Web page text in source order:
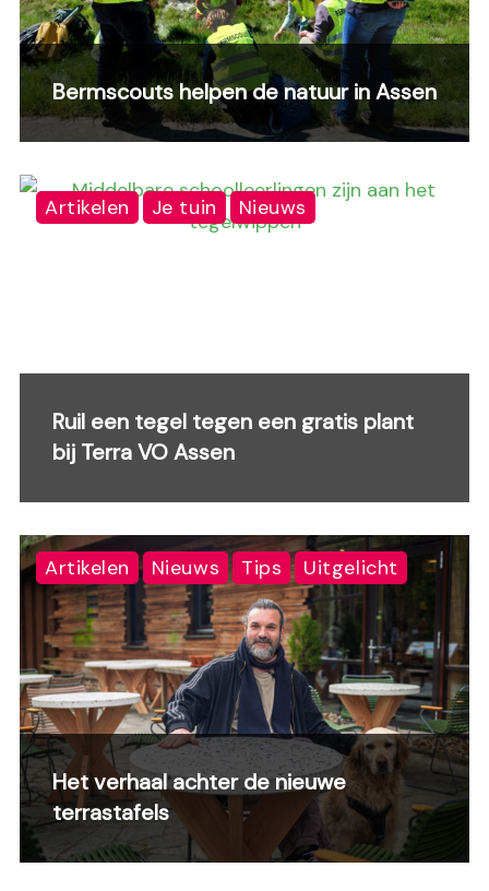
Bermscouts helpen de natuur in Assen
Artikelen Je tuin Nieuws
Ruil een tegel tegen een gratis plant
bij Terra VO Assen
Artikelen Nieuws Tips Uitgelicht
Het verhaal achter de nieuwe
terrastafels